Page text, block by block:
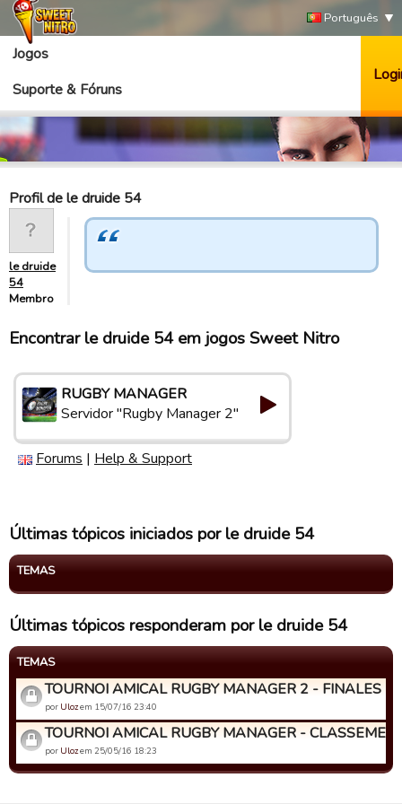
Português
Jogos
Suporte & Fóruns
Profil de le druide 54
le druide
54
Membro
Encontrar le druide 54 em jogos Sweet Nitro
RUGBY MANAGER
Servidor "Rugby Manager 2"
Forums | Help & Support
Últimas tópicos iniciados por le druide 54
TEMAS
Últimas tópicos responderam por le druide 54
TEMAS
TOURNOI AMICAL RUGBY MANAGER 2 - FINALES
por Ulozem 15/07/16 23:40
TOURNOI AMICAL RUGBY MANAGER -
por Ulozem 25/05/16 18:23